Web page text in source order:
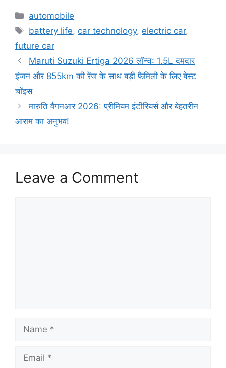
Categories
automobile
Tags
battery life, car technology, electric car,
future car
Maruti Suzuki Ertiga 2026 लॉन्च: 1.5L दमदार
इंजन और 855km की रेंज के साथ बड़ी फैमिली के लिए बेस्ट
चॉइस
मारुति वैगनआर 2026: प्रीमियम इंटीरियर्स और बेहतरीन
आराम का अनुभव!
Leave a Comment